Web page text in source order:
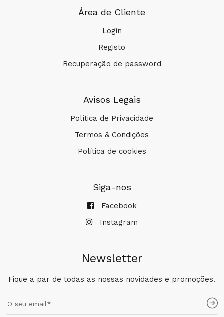
Área de Cliente
Login
Registo
Recuperação de password
Avisos Legais
Política de Privacidade
Termos & Condições
Política de cookies
Siga-nos
Facebook
Instagram
Newsletter
Fique a par de todas as nossas novidades e promoções.